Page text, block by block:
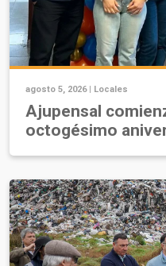
agosto 5, 2026 | Locales
Ajupensal
octogésimo